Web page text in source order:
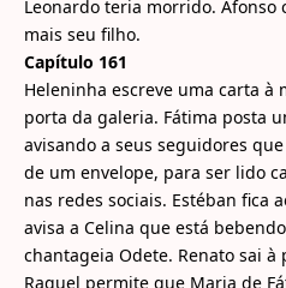
Leonardo teria morrido. Afonso
mais seu filho.
Capítulo 161
Heleninha escreve uma carta à
porta da galeria. Fátima posta
avisando a seus seguidores
de um envelope, para ser lido
nas redes sociais. Estéban fica
avisa a Celina que está
chantageia Odete. Renato sai
Raquel permite que Maria de